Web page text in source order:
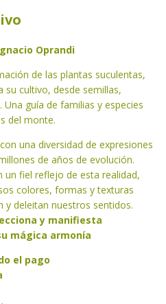
Oprandi
de las plantas suculentas,
su cultivo, desde semillas,
guía de familias y especies
del monte.
una diversidad de expresiones
de años de evolución.
un fiel reflejo de esta realidad,
colores, formas y texturas
y deleitan nuestros sentidos.
y manifiesta
mágica armonía
el pago